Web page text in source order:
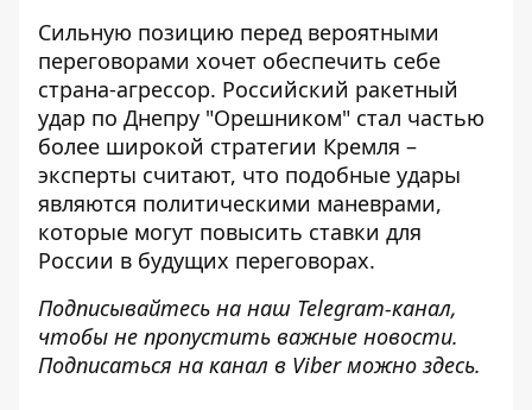
Сильную позицию перед вероятными
переговорами хочет обеспечить себе
страна-агрессор. Российский ракетный
удар по Днепру "Орешником" стал частью
более широкой стратегии Кремля –
эксперты считают, что подобные удары
являются политическими маневрами,
которые могут повысить ставки для
России в будущих переговорах.
Подписывайтесь на наш Telegram-канал,
чтобы не пропустить важные новости.
Подписаться на канал в Viber можно здесь.